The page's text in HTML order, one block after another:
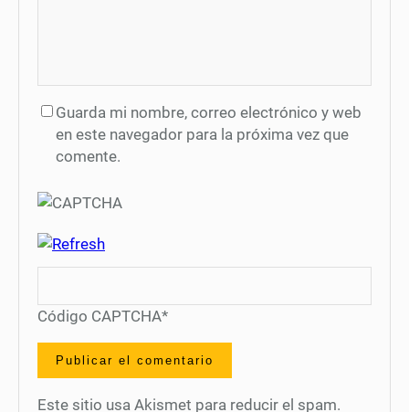
Guarda mi nombre, correo electrónico y web
en este navegador para la próxima vez que
comente.
Código CAPTCHA*
Este sitio usa Akismet para reducir el spam.